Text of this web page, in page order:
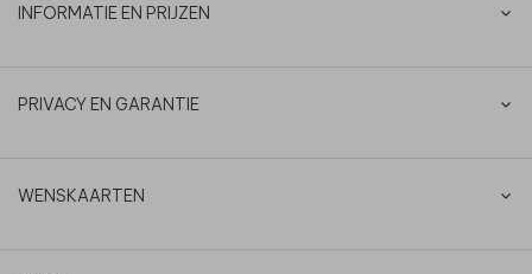
INFORMATIE EN PRIJZEN
PRIVACY EN GARANTIE
WENSKAARTEN